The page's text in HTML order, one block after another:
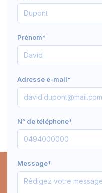
Prénom*
Adresse e-mail*
N° de téléphone*
Message*